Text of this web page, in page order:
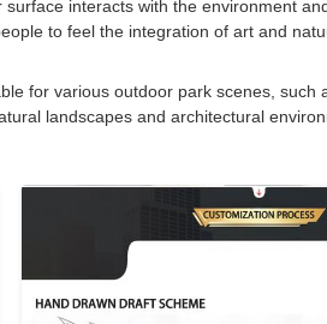
surface interacts with the environment
to feel the integration of art and
for various outdoor park scenes, such
landscapes and architectural